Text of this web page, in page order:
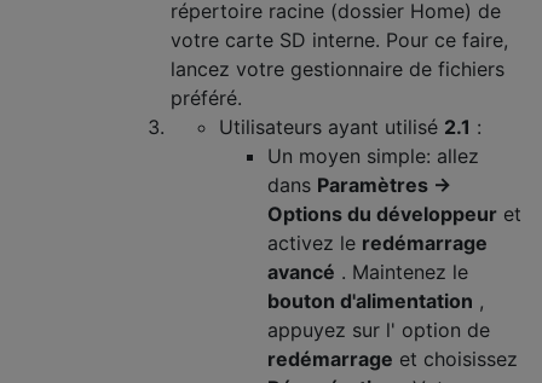
répertoire racine (dossier Home) de
votre carte SD interne. Pour ce faire,
lancez votre gestionnaire de fichiers
préféré.
Utilisateurs ayant utilisé 2.1 :
Un moyen simple: allez
dans Paramètres ->
Options du développeur et
activez le redémarrage
avancé . Maintenez le
bouton d'alimentation ,
appuyez sur l' option de
redémarrage et choisissez